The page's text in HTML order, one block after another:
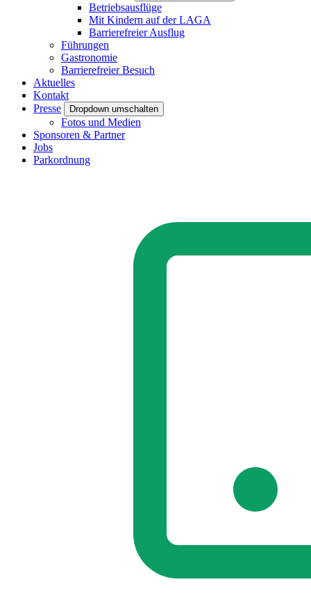
Betriebsausflüge
Mit Kindern auf der LAGA
Barrierefreier Ausflug
Führungen
Gastronomie
Barrierefreier Besuch
Aktuelles
Kontakt
Presse
Dropdown umschalten
Fotos und Medien
Sponsoren & Partner
Jobs
Parkordnung